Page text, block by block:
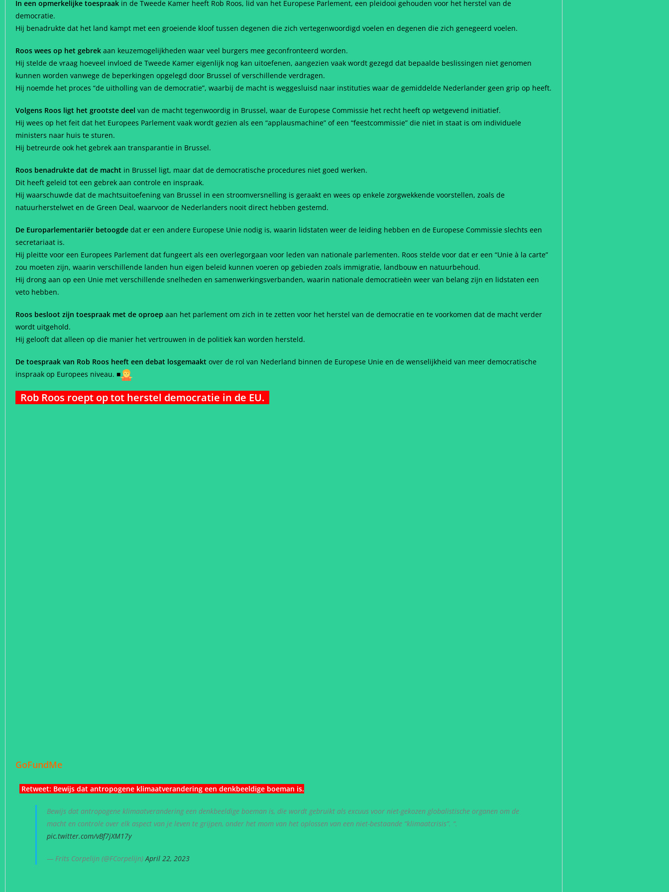
In een opmerkelijke toespraak in de Tweede Kamer heeft Rob Roos, lid van het Europese Parlement, een pleidooi gehouden voor het herstel van de
democratie.
Hij benadrukte dat het land kampt met een groeiende kloof tussen degenen die zich vertegenwoordigd voelen en degenen die zich genegeerd voelen.
Roos wees op het gebrek aan keuzemogelijkheden waar veel burgers mee geconfronteerd worden.
Hij stelde de vraag hoeveel invloed de Tweede Kamer eigenlijk nog kan uitoefenen, aangezien vaak wordt gezegd dat bepaalde beslissingen niet genomen
kunnen worden vanwege de beperkingen opgelegd door Brussel of verschillende verdragen.
Hij noemde het proces “de uitholling van de democratie”, waarbij de macht is weggesluisd naar instituties waar de gemiddelde Nederlander geen grip op heeft.
Volgens Roos ligt het grootste deel van de macht tegenwoordig in Brussel, waar de Europese Commissie het recht heeft op wetgevend initiatief.
Hij wees op het feit dat het Europees Parlement vaak wordt gezien als een “applausmachine” of een “feestcommissie” die niet in staat is om individuele
ministers naar huis te sturen.
Hij betreurde ook het gebrek aan transparantie in Brussel.
Roos benadrukte dat de macht in Brussel ligt, maar dat de democratische procedures niet goed werken.
Dit heeft geleid tot een gebrek aan controle en inspraak.
Hij waarschuwde dat de machtsuitoefening van Brussel in een stroomversnelling is geraakt en wees op enkele zorgwekkende voorstellen, zoals de
natuurherstelwet en de Green Deal, waarvoor de Nederlanders nooit direct hebben gestemd.
De Europarlementariër betoogde dat er een andere Europese Unie nodig is, waarin lidstaten weer de leiding hebben en de Europese Commissie slechts een
secretariaat is.
Hij pleitte voor een Europees Parlement dat fungeert als een overlegorgaan voor leden van nationale parlementen. Roos stelde voor dat er een “Unie à la carte”
zou moeten zijn, waarin verschillende landen hun eigen beleid kunnen voeren op gebieden zoals immigratie, landbouw en natuurbehoud.
Hij drong aan op een Unie met verschillende snelheden en samenwerkingsverbanden, waarin nationale democratieën weer van belang zijn en lidstaten een
veto hebben.
Roos besloot zijn toespraak met de oproep aan het parlement om zich in te zetten voor het herstel van de democratie en te voorkomen dat de macht verder
wordt uitgehold.
Hij gelooft dat alleen op die manier het vertrouwen in de politiek kan worden hersteld.
De toespraak van Rob Roos heeft een debat losgemaakt over de rol van Nederland binnen de Europese Unie en de wenselijkheid van meer democratische
inspraak op Europees niveau. ■
Rob Roos roept op tot herstel democratie in de EU.
GoFundMe
Retweet: Bewijs dat antropogene klimaatverandering een denkbeeldige boeman is.
Bewijs dat antropogene klimaatverandering een denkbeeldige boeman is, die wordt gebruikt als excuus voor niet-gekozen globalistische organen om de
macht en controle over elk aspect van je leven te grijpen, onder het mom van het oplossen van een niet-bestaande “klimaatcrisis”. “.
pic.twitter.com/vBf7jXM17y
— Frits Corpelijn (@FCorpelijn)April 22, 2023